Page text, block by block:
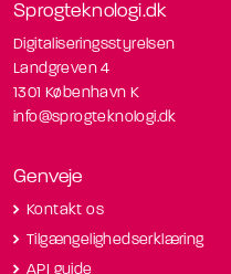
Sprogteknologi.dk
Digitaliseringsstyrelsen
Landgreven 4
1301 København K
info@sprogteknologi.dk
Genveje
Kontakt os
Tilgængelighedserklæring
API guide